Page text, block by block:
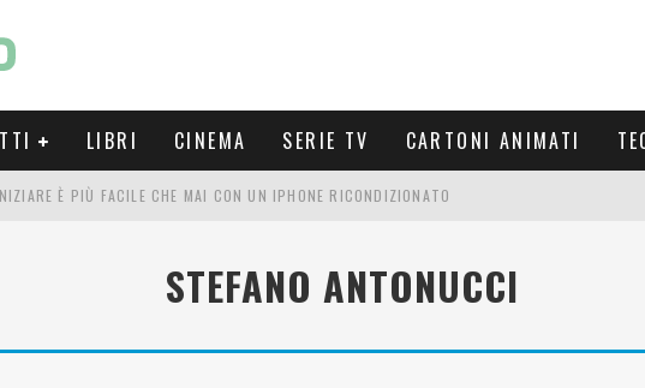
LIBRI CINEMA SERIE TV CARTONI ANIMATI
È PIÙ FACILE CHE MAI CON UN IPHONE RICONDIZIONATO
STEFANO ANTONUCCI